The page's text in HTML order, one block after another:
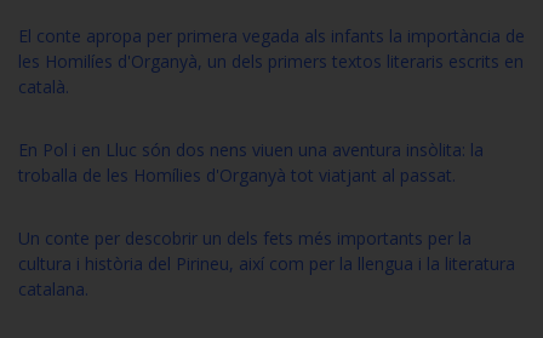
El conte apropa per primera vegada als infants la importància de
les Homilíes d'Organyà, un dels primers textos literaris escrits en
català.
En Pol i en Lluc són dos nens viuen una aventura insòlita: la
troballa de les Homílies d'Organyà tot viatjant al passat.
Un conte per descobrir un dels fets més importants per la
cultura i història del Pirineu, així com per la llengua i la literatura
catalana.